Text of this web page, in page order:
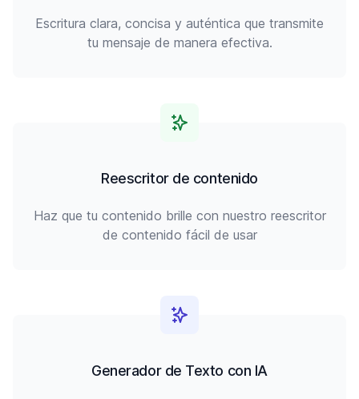
Escritura clara, concisa y auténtica que transmite
tu mensaje de manera efectiva.
Reescritor de contenido
Haz que tu contenido brille con nuestro reescritor
de contenido fácil de usar
Generador de Texto con IA